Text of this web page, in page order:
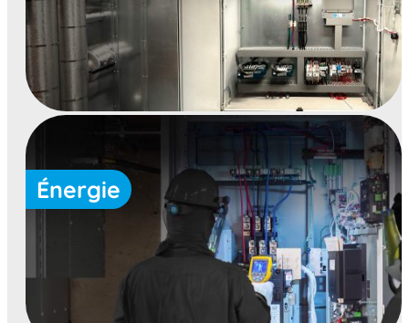
Énergie